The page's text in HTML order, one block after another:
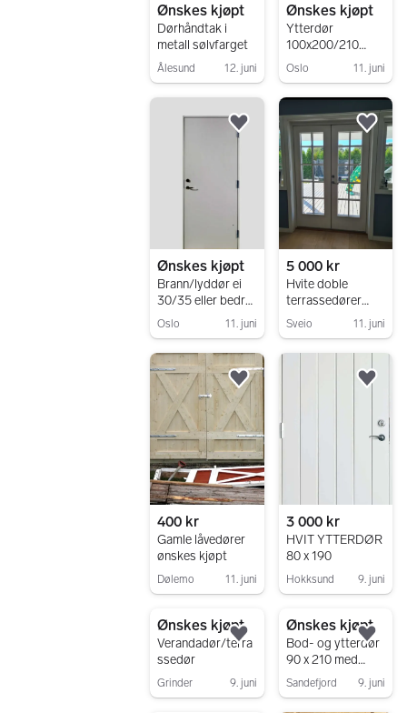
Ønskes kjøpt
Dørhåndtak i
metall sølvfarget
Ålesund 12. juni
Ønskes kjøpt
Ytterdør
100x200/210
ønskes kjøpt
hengslet
!!!!!!!!!!!!!!!!!!
Oslo 11. juni
Ønskes kjøpt
Brann/lyddør ei
30/35 eller bedre
80x200 høyre
eller 90x200cm
venstre.Kjøpes nå
Oslo 11. juni
Legg til som favoritt.
5 000 kr
Hvite doble
terrassedører
med sprosser 150
kjøpt
Sveio 11. juni
400 kr
Gamle låvedører
ønskes kjøpt
Dølemo 11. juni
Legg til som favoritt.
3 000 kr
HVIT YTTERDØR
80 x 190
Hokksund 9. juni
Ønskes kjøpt
Verandadør/terra
ssedør
Grinder 9. juni
Legg til som favoritt.
Ønskes kjøpt
Bod- og ytterdør
90 x 210 med
karm ønskes
Sandefjord 9. juni